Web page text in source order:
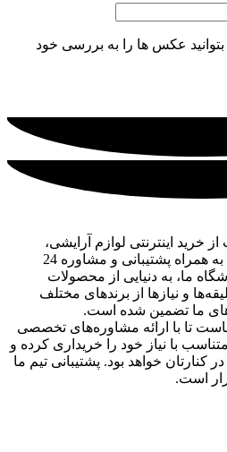
عکس ها را به بررسی خود
خرید اینترنتی لوازم آرایشی،
بهداشتی، برقی، ادکلن و… را به همراه پشتیبانی و مشاوره 24
ما، به دنیایی از محصولات
و نیازها از برندهای مختلف
ما تضمین شده است.
تا با ارائه مشاوره‌های تخصصی
با نیاز خود را خریداری کرده و
خواهد بود. پشتیبانی تیم ما
است.